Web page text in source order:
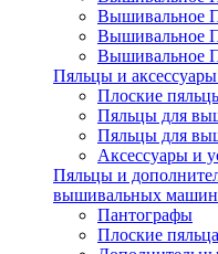
Вышивальное
Вышивальное
Вышивальное
Пяльцы и
Плоские
Пяльцы для
Пяльцы для
Аксессуары и
Пяльцы и
вышивальных машин
Пантографы
Плоские пяльца